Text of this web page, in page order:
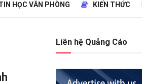
HỌC VĂN PHÒNG KIẾN THỨC
Liên hệ Quảng Cáo